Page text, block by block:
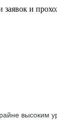
заявок и
высоким